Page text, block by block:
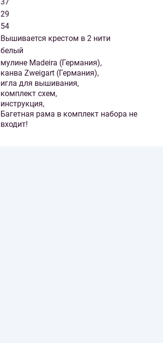
29
54
Вышивается крестом в 2 нити
белый
мулине Madeira (Германия),
канва Zweigart (Германия),
игла для вышивания,
комплект схем,
инструкция,
Багетная рама в комплект набора не
входит!